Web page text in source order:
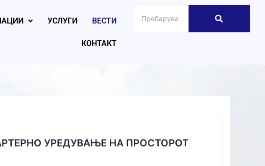
УСЛУГИ ВЕСТИ
КОНТАКТ
УРЕДУВАЊЕ НА ПРОСТОРОТ